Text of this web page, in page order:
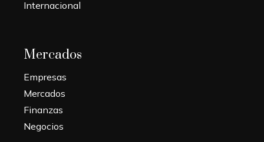
Internacional
Mercados
Empresas
Mercados
Finanzas
Negocios